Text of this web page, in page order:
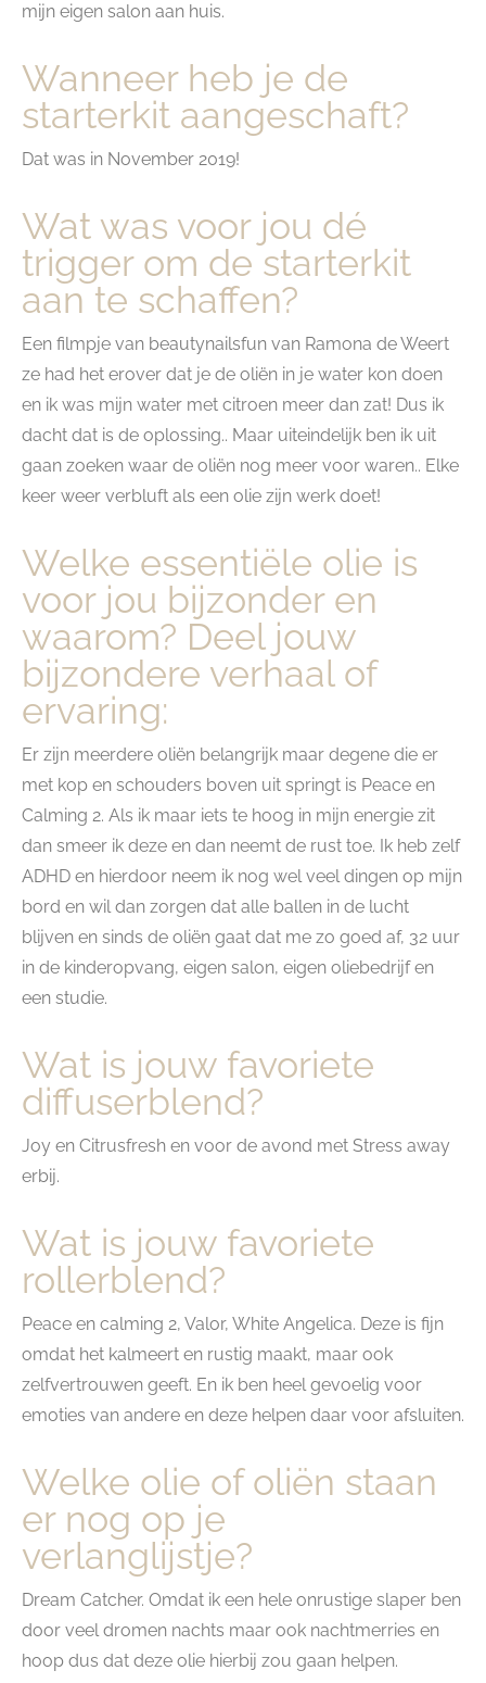
mijn eigen salon aan huis.
Wanneer heb je de
starterkit aangeschaft?
Dat was in November 2019!
Wat was voor jou dé
trigger om de starterkit
aan te schaffen?
Een filmpje van beautynailsfun van Ramona de Weert
ze had het erover dat je de oliën in je water kon doen
en ik was mijn water met citroen meer dan zat! Dus ik
dacht dat is de oplossing.. Maar uiteindelijk ben ik uit
gaan zoeken waar de oliën nog meer voor waren.. Elke
keer weer verbluft als een olie zijn werk doet!
Welke essentiële olie is
voor jou bijzonder en
waarom? Deel jouw
bijzondere verhaal of
ervaring:
Er zijn meerdere oliën belangrijk maar degene die er
met kop en schouders boven uit springt is Peace en
Calming 2. Als ik maar iets te hoog in mijn energie zit
dan smeer ik deze en dan neemt de rust toe. Ik heb zelf
ADHD en hierdoor neem ik nog wel veel dingen op mijn
bord en wil dan zorgen dat alle ballen in de lucht
blijven en sinds de oliën gaat dat me zo goed af, 32 uur
in de kinderopvang, eigen salon, eigen oliebedrijf en
een studie.
Wat is jouw favoriete
diffuserblend?
Joy en Citrusfresh en voor de avond met Stress away
erbij.
Wat is jouw favoriete
rollerblend?
Peace en calming 2, Valor, White Angelica. Deze is fijn
omdat het kalmeert en rustig maakt, maar ook
zelfvertrouwen geeft. En ik ben heel gevoelig voor
emoties van andere en deze helpen daar voor afsluiten.
Welke olie of oliën staan
er nog op je
verlanglijstje?
Dream Catcher. Omdat ik een hele onrustige slaper ben
door veel dromen nachts maar ook nachtmerries en
hoop dus dat deze olie hierbij zou gaan helpen.